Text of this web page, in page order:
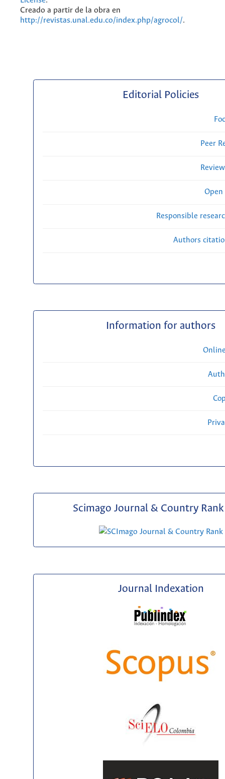
Creado a partir de la obra en
http://revistas.unal.edu.co/index.php/agrocol/.
Editorial Policies
Peer
Open
Responsible
Authors
Information for authors
Scimago Journal & Country Rank
Journal Indexation